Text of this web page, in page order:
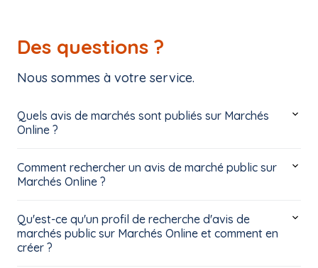
Des questions ?
Nous sommes à votre service.
Quels avis de marchés sont publiés sur Marchés
Online ?
Comment rechercher un avis de marché public sur
Marchés Online ?
Qu'est-ce qu'un profil de recherche d'avis de
marchés public sur Marchés Online et comment en
créer ?